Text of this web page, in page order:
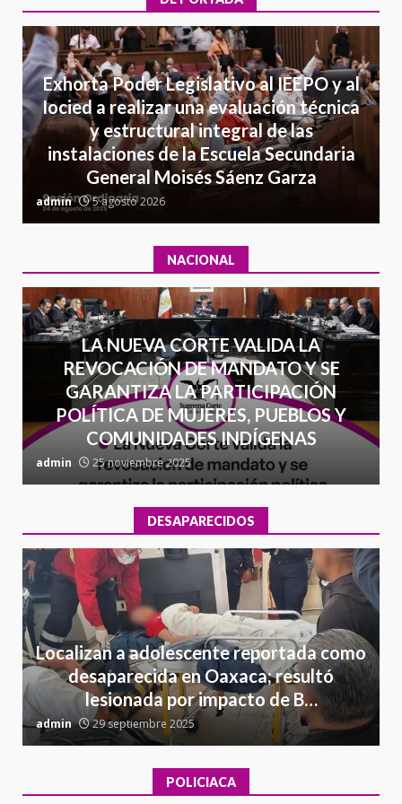
6
animal tras denuncia ciudadana
16 julio 2026
Detienen a Ernesto Ruffo en Baja
California; FGR lo investiga por
presuntos delitos de
delincuencia organizada y
contrabando
16 julio 2026
Exhorta Poder Legislativo al IEEPO y al
Iocied a realizar una evaluación técnica
y estructural integral de las
instalaciones de la Escuela Secundaria
General Moisés Sáenz Garza
admin 5 agosto 2026
NACIONAL
LA NUEVA CORTE VALIDA LA
REVOCACIÓN DE MANDATO Y SE
GARANTIZA LA PARTICIPACIÓN
POLÍTICA DE MUJERES, PUEBLOS Y
COMUNIDADES INDÍGENAS
admin 25 noviembre 2025
DESAPARECIDOS
Localizan a adolescente reportada como
desaparecida en Oaxaca; resultó
lesionada por impacto de B…
admin 29 septiembre 2025
POLICIACA